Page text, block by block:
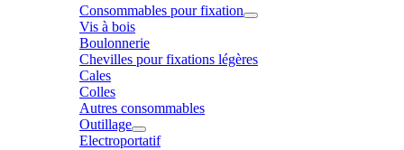
Consommables pour fixation
Vis à bois
Boulonnerie
Chevilles pour fixations légères
Cales
Colles
Autres consommables
Outillage
Electroportatif